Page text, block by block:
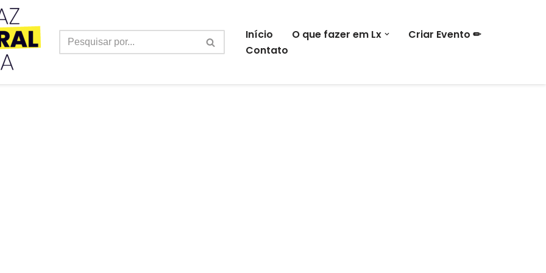
Início O que fazer em Lx
Criar Evento ✏
Contato